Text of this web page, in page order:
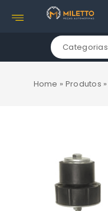
Categorias
Home » Produtos »